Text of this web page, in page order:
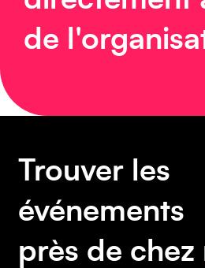
de
Trouver les
événements
près de chez
Amérique du Sud
Asie